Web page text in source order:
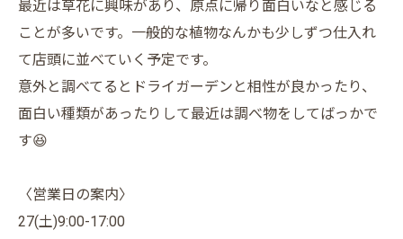
最近は草花に興味があり、原点に帰り面白いなと感じる
ことが多いです。一般的な植物なんかも少しずつ仕入れ
て店頭に並べていく予定です。
意外と調べてるとドライガーデンと相性が良かったり、
面白い種類があったりして最近は調べ物をしてばっかで
す😆
〈営業日の案内〉
27(土)9:00-17:00